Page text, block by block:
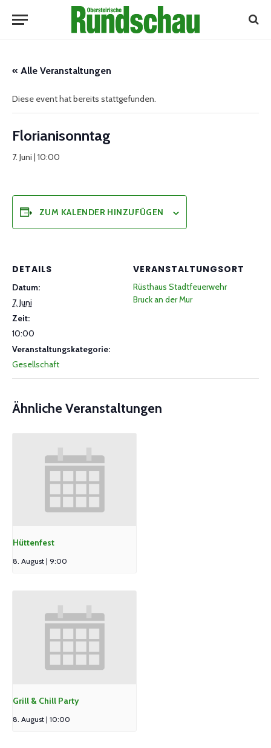
« Alle Veranstaltungen
Diese event hat bereits stattgefunden.
Florianisonntag
7. Juni | 10:00
ZUM KALENDER HINZUFÜGEN
DETAILS
Datum:
7. Juni
Zeit:
10:00
Veranstaltungskategorie:
Gesellschaft
VERANSTALTUNGSORT
Rüsthaus Stadtfeuerwehr
Bruck an der Mur
Ähnliche Veranstaltungen
Hüttenfest
8. August | 9:00
Grill & Chill Party
8. August | 10:00